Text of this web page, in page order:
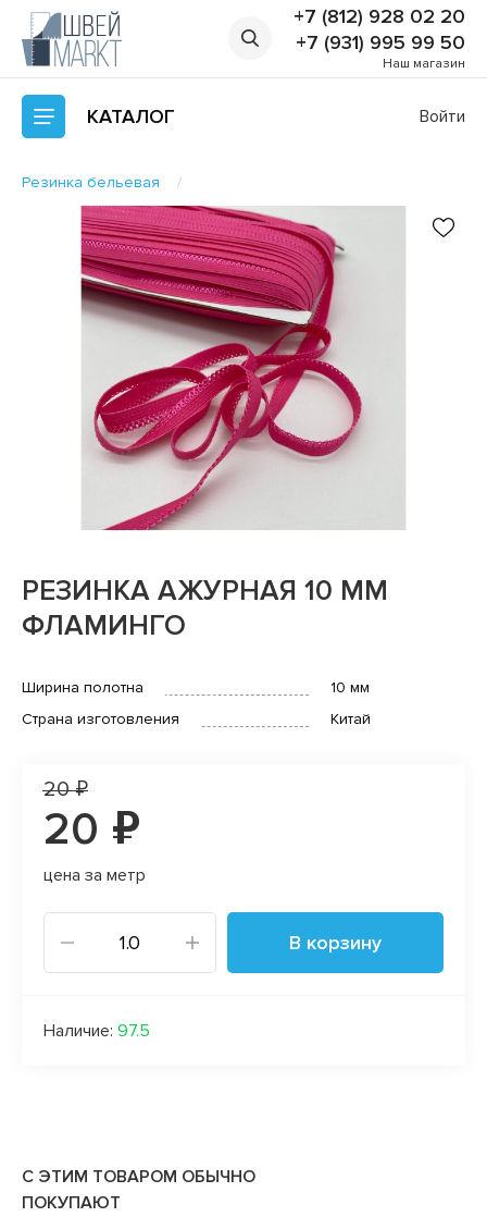
+7 (812) 928 02 20
+7 (931) 995 99 50
Наш магазин
КАТАЛОГ Войти
Резинка бельевая
РЕЗИНКА АЖУРНАЯ 10 ММ
ФЛАМИНГО
Ширина полотна
10 мм
Страна изготовления
Китай
20 ₽
20 ₽
цена за метр
В корзину
Наличие: 97.5
С ЭТИМ ТОВАРОМ ОБЫЧНО
ПОКУПАЮТ